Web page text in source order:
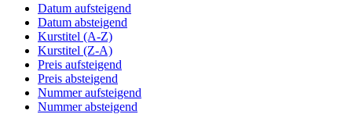
Datum aufsteigend
Datum absteigend
Kurstitel (A-Z)
Kurstitel (Z-A)
Preis aufsteigend
Preis absteigend
Nummer aufsteigend
Nummer absteigend